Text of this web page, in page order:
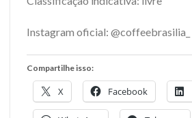
Instagram oficial: @coffeebrasilia_
Compartilhe isso:
X Facebook